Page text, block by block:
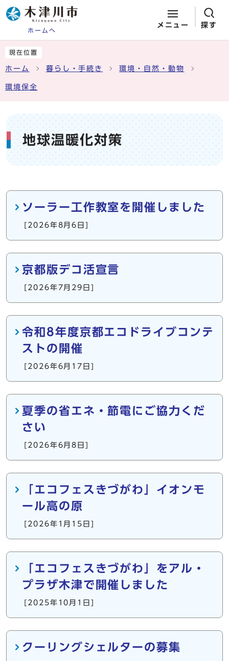
ホームへ
メニュー 探す
現在位置
ホーム 暮らし・手続き 環境・自然・動物
環境保全
地球温暖化対策
メインメニュー
ソーラー工作教室を開催しました
[2026年8月6日]
京都版デコ活宣言
[2026年7月29日]
令和8年度京都エコドライブコンテ
ストの開催
[2026年6月17日]
夏季の省エネ・節電にご協力くだ
さい
[2026年6月8日]
「エコフェスきづがわ」イオンモ
ール高の原
[2026年1月15日]
「エコフェスきづがわ」をアル・
プラザ木津で開催しました
[2025年10月1日]
クーリングシェルターの募集